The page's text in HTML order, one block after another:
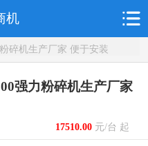
机
碎机生产厂家 便于安装
强力粉碎机生产厂家
17510.00元/台 起